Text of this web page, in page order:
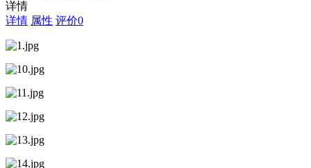
详情
详情 属性 评价0